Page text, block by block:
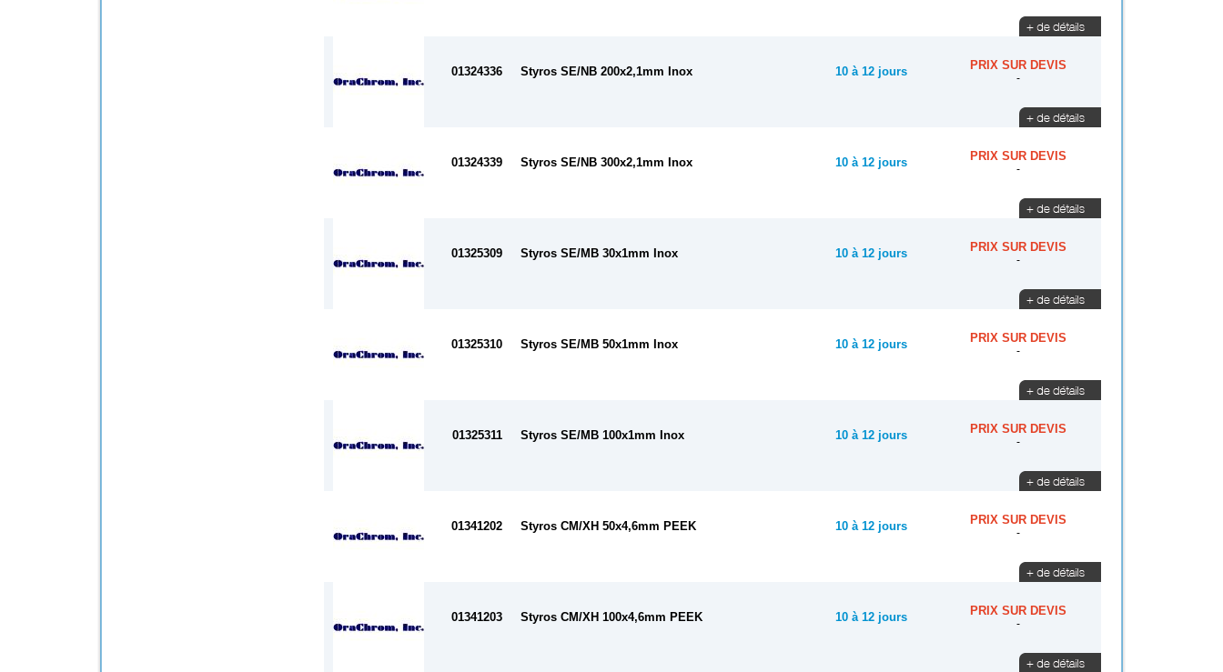
01324336 Styros SE/NB 200x2,1mm Inox 10 à 12 jours PRIX SUR DEVIS
-
01324339 Styros SE/NB 300x2,1mm Inox 10 à 12 jours PRIX SUR DEVIS
-
01325309 Styros SE/MB 30x1mm Inox 10 à 12 jours PRIX SUR DEVIS
-
01325310 Styros SE/MB 50x1mm Inox 10 à 12 jours PRIX SUR DEVIS
-
01325311 Styros SE/MB 100x1mm Inox 10 à 12 jours PRIX SUR DEVIS
-
01341202 Styros CM/XH 50x4,6mm PEEK 10 à 12 jours PRIX SUR DEVIS
-
01341203 Styros CM/XH 100x4,6mm PEEK 10 à 12 jours PRIX SUR DEVIS
-